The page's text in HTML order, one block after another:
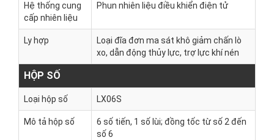
Hệ thống cung
cấp nhiên liệu
Phun nhiên liệu điều khiển điện tử
Ly hợp
Loại đĩa đơn ma sát khô giảm chấn lò
xo, dẫn động thủy lực, trợ lực khí nén
HỘP SỐ
Loại hộp số LX06S
Mô tả hộp số
6 số tiến, 1 số lùi; đồng tốc từ số 2 đến
số 6